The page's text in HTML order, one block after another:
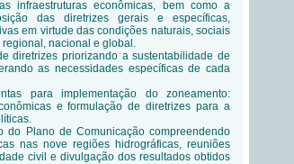
infraestruturas econômicas, bem como a
das diretrizes gerais e específicas,
em virtude das condições naturais, sociais
nacional e global.
diretrizes priorizando a sustentabilidade de
as necessidades específicas de cada
para implementação do zoneamento:
e formulação de diretrizes para a
do Plano de Comunicação compreendendo
nas nove regiões hidrográficas, reuniões
civil e divulgação dos resultados obtidos